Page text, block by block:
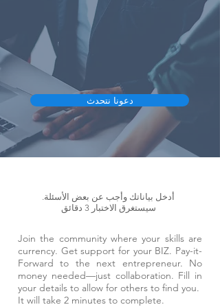
دعونا نتحدث
أدخل بياناتك وأجب عن بعض الأسئلة.
سيستغرق الاختبار 3 دقائق
Join the community where your skills are
currency. Get support for your BIZ. Pay-it-
Forward to the next entrepreneur. No
money needed—just collaboration. Fill in
your details to allow for others to find you.
It will take 2 minutes to complete.​​​​​​​​